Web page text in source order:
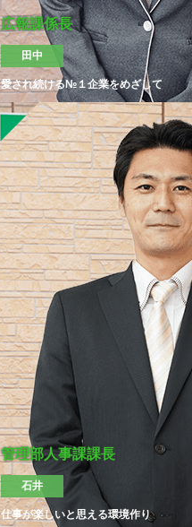
広報課係長
田中
愛され続ける№１企業をめざして
管理部人事課課長
石井
仕事が楽しいと思える環境作り